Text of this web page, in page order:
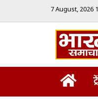
7 August, 2026
Home